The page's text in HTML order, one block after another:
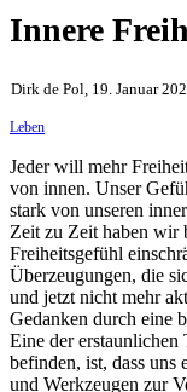
Innere
Dirk de Pol, 19. Januar
Leben
Jeder will mehr
von innen. Unser
stark von unseren
Zeit zu Zeit haben wir
Freiheitsgefühl
Überzeugungen, die
und jetzt nicht mehr
Gedanken durch eine
Eine der erstaunlichen
befinden, ist, dass uns
und Werkzeugen zur